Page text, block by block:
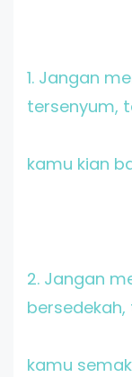
1. Jangan
tersenyum,
kamu kian
2. Jangan
kamu